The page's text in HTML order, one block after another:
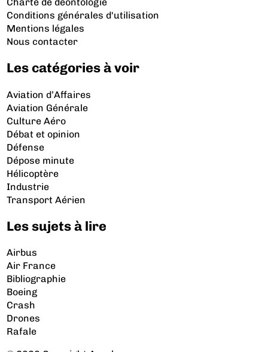
Conditions générales d'utilisation
Mentions légales
Nous contacter
Les catégories à voir
Aviation d’Affaires
Aviation Générale
Culture Aéro
Débat et opinion
Défense
Dépose minute
Hélicoptère
Industrie
Transport Aérien
Les sujets à lire
Airbus
Air France
Bibliographie
Boeing
Crash
Drones
Rafale